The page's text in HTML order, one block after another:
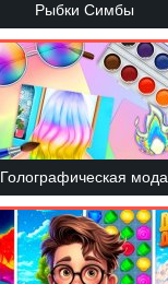
Рыбки Симбы
Голографическая мода